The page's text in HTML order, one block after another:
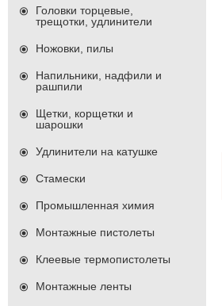
Головки торцевые,
трещотки, удлинители
Ножовки, пилы
Напильники, надфили и
рашпили
Щетки, корщетки и
шарошки
Удлинители на катушке
Стамески
Промышленная химия
Монтажные пистолеты
Клеевые термопистолеты
Монтажные ленты